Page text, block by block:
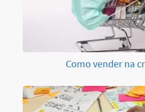
Como vender na